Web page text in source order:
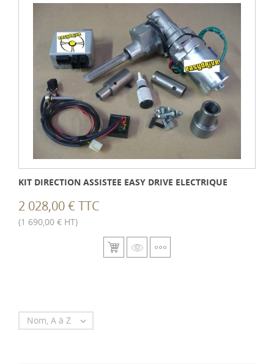
KIT DIRECTION ASSISTEE EASY DRIVE ELECTRIQUE
2 028,00 € TTC
(1 690,00 € HT)
Nom, A à Z 